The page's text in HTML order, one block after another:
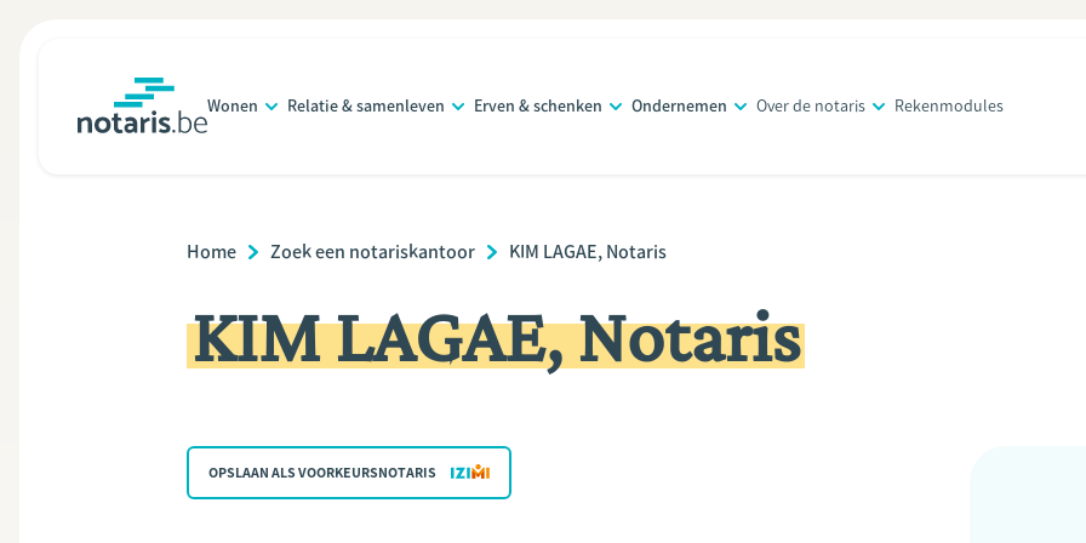
Wonen Relatie & samenleven Erven & schenken Ondernemen Over de notaris Rekenmodules
Breadcrumb
Home Zoek een notariskantoor KIM LAGAE, Notaris
KIM LAGAE, Notaris
OPSLAAN ALS VOORKEURSNOTARIS